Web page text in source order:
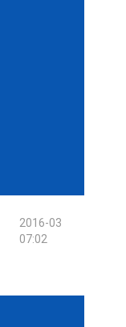
2016-03
07:02